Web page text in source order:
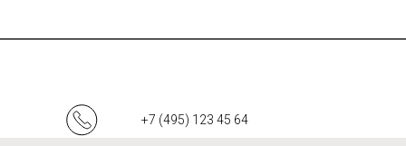
+7 (495) 123 45 64